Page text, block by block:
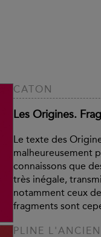
CATON
Les Origines.
Le texte des
malheureusement
connaissons que
très inégale,
notamment ceux
fragments sont
PLINE L'ANCIEN